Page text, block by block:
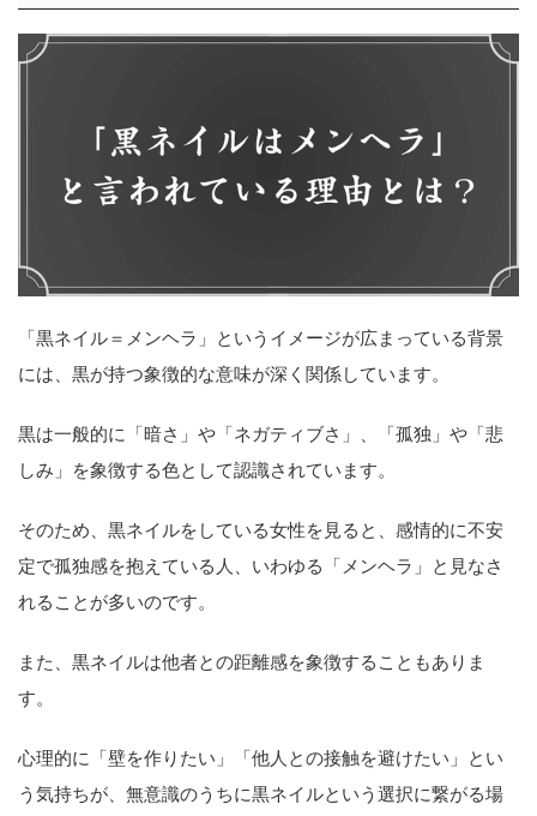
「黒ネイル＝メンヘラ」というイメージが広まっている背景
には、黒が持つ象徴的な意味が深く関係しています。
黒は一般的に「暗さ」や「ネガティブさ」、「孤独」や「悲
しみ」を象徴する色として認識されています。
そのため、黒ネイルをしている女性を見ると、感情的に不安
定で孤独感を抱えている人、いわゆる「メンヘラ」と見なさ
れることが多いのです。
また、黒ネイルは他者との距離感を象徴することもありま
す。
心理的に「壁を作りたい」「他人との接触を避けたい」とい
う気持ちが、無意識のうちに黒ネイルという選択に繋がる場